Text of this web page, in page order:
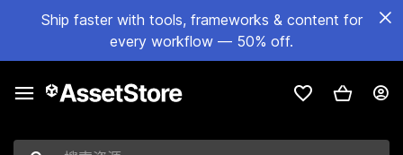
Ship faster with tools, frameworks & content for
every workflow — 50% off.